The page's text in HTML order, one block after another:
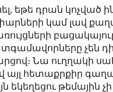
եթե դրան կոչված
կամ լավ
չեն
Նա ուղղակի
այլ հետաքրքիր
եկեղեցու թեմային